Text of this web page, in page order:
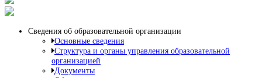
Сведения об образовательной организации
Основные сведения
Структура и органы управления образовательной
организацией
Документы